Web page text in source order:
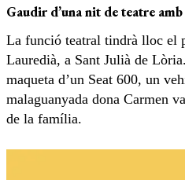
Gaudir d’una nit de teatre amb
La funció teatral tindrà lloc el
Lauredià, a Sant Julià de
maqueta d’un Seat 600, un
malaguanyada dona Carmen
de la família.